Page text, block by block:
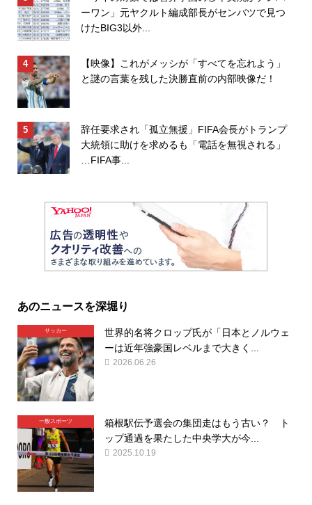
ーワン」元ヤクルト編成部長がセンバツで見つ
けたBIG3以外...
【映像】これがメッシが「すべてを忘れよう」
と謎の言葉を残した決勝直前の内部映像だ！
辞任要求され「孤立無援」FIFA会長がトランプ
大統領に助けを求めるも「電話を無視される」
…FIFA事...
あのニュースを深堀り
サッカー
世界的名将クロップ氏が「日本とノルウェ
ーは近年強豪国レベルまで大きく...
2026.06.26
一般スポーツ
箱根駅伝予選会の集団走はもう古い？ ト
ップ通過を果たした中央学大が今...
2025.10.19